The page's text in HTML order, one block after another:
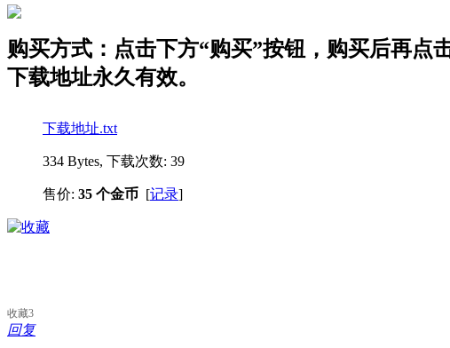
购买方式：点击下方“购买”按钮，购买后再点
下载地址永久有效。
下载地址.txt
334 Bytes, 下载次数: 39
售价: 35 个金币 [记录]
收藏3
回复